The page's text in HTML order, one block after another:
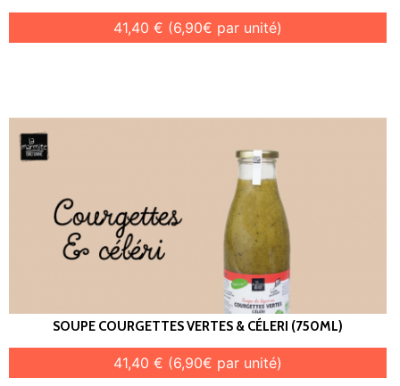
41,40 € (6,90€ par unité)
SOUPE COURGETTES VERTES & CÉLERI (750ML)
41,40 € (6,90€ par unité)